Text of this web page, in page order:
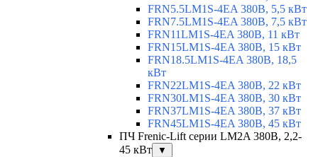
FRN5.5LM1S-4EA 380В, 5,5 кВт
FRN7.5LM1S-4EA 380В, 7,5 кВт
FRN11LM1S-4EA 380В, 11 кВт
FRN15LM1S-4EA 380В, 15 кВт
FRN18.5LM1S-4EA 380В, 18,5
кВт
FRN22LM1S-4EA 380В, 22 кВт
FRN30LM1S-4EA 380В, 30 кВт
FRN37LM1S-4EA 380В, 37 кВт
FRN45LM1S-4EA 380В, 45 кВт
ПЧ Frenic-Lift серии LM2A 380В, 2,2-
45 кВт
▼